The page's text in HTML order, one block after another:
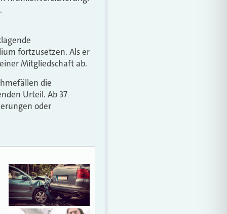
fortzusetzen. Als er
Mitgliedschaft ab.
die
Urteil. Ab 37
oder